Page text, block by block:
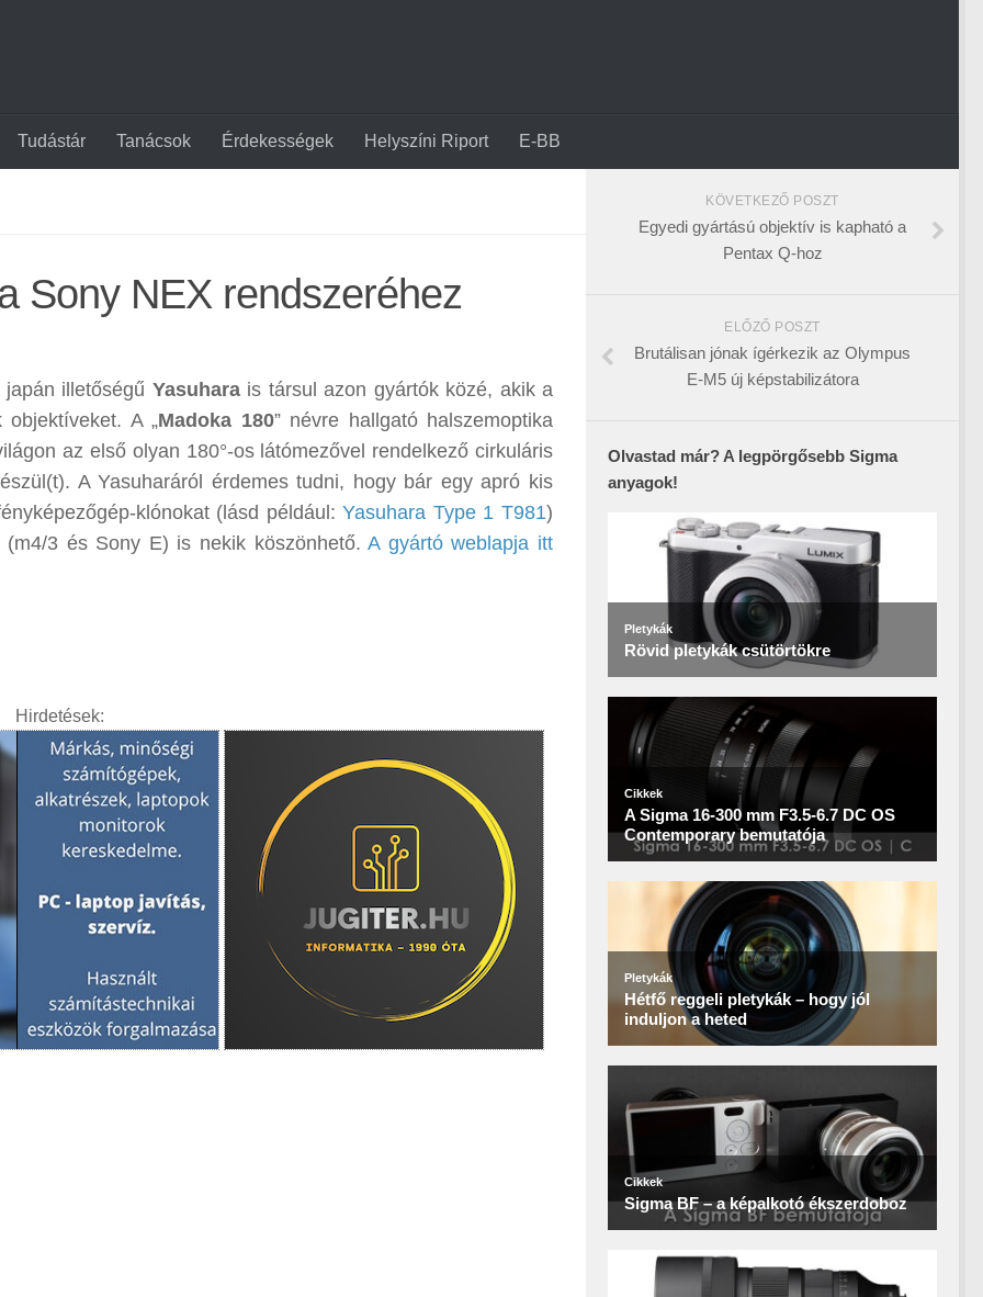
Tudástár Tanácsok Érdekességek Helyszíni Riport E-BB
Sony NEX rendszeréhez
illetőségű Yasuharais társul azon gyártók közé, akik a
objektíveket. A „Madoka 180” névre hallgató halszemoptika
az első olyan 180°-os látómezővel rendelkező cirkuláris
A Yasuharáról érdemes tudni, hogy bár egy apró kis
klónokat (lásd például:Yasuhara Type 1 T981)
(m4/3 és Sony E) is nekik köszönhető.A gyártó weblapja itt
Hirdetések:
KÖVETKEZŐ POSZT
Egyedi gyártású objektív is kapható a
Pentax Q-hoz
ELŐZŐ POSZT
Brutálisan jónak ígérkezik az Olympus
E-M5 új képstabilizátora
Olvastad már? A legpörgősebb Sigma
anyagok!